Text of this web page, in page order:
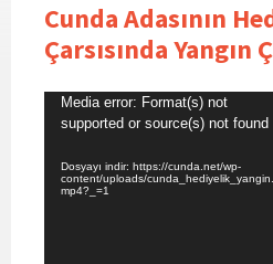
Cunda Adasının
Çarsısında Yangın
Video
oynatıcı
Media error: Format(s) not
supported or source(s) not found
Dosyayı indir: https://cunda.net/wp-
content/uploads/cunda_hediyelik_yangin.
mp4?_=1